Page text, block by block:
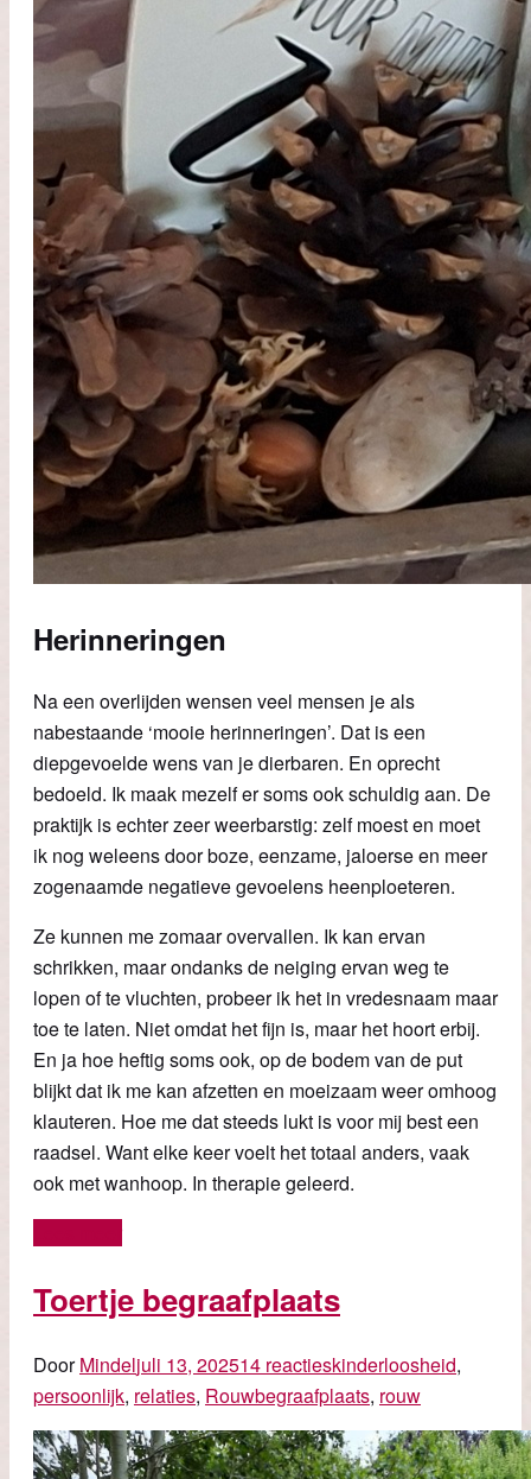
Herinneringen
Na een overlijden wensen veel mensen je als
nabestaande ‘mooie herinneringen’. Dat is een
diepgevoelde wens van je dierbaren. En oprecht
bedoeld. Ik maak mezelf er soms ook schuldig aan. De
praktijk is echter zeer weerbarstig: zelf moest en moet
ik nog weleens door boze, eenzame, jaloerse en meer
zogenaamde negatieve gevoelens heenploeteren.
Ze kunnen me zomaar overvallen. Ik kan ervan
schrikken, maar ondanks de neiging ervan weg te
lopen of te vluchten, probeer ik het in vredesnaam maar
toe te laten. Niet omdat het fijn is, maar het hoort erbij.
En ja hoe heftig soms ook, op de bodem van de put
blijkt dat ik me kan afzetten en moeizaam weer omhoog
klauteren. Hoe me dat steeds lukt is voor mij best een
raadsel. Want elke keer voelt het totaal anders, vaak
ook met wanhoop. In therapie geleerd.
Toertje begraafplaats
DoorMindeljuli 13, 202514 reactieskinderloosheid,
persoonlijk, relaties, Rouwbegraafplaats, rouw